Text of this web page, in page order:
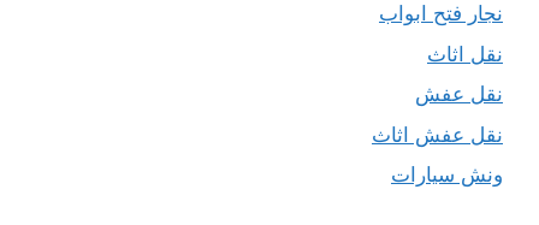
نجار فتح ابواب
نقل اثاث
نقل عفش
نقل عفش اثاث
ونش سيارات